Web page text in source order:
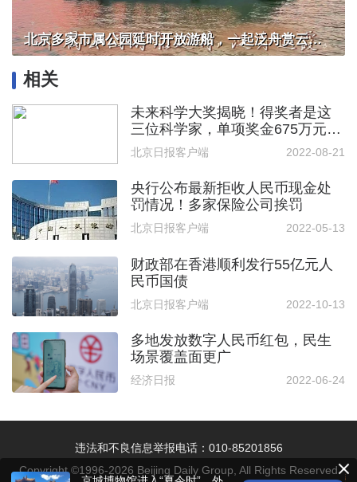
北京多家市属公园延时开放游船，一起泛舟赏云霞！
相关
未来科学大奖揭晓！得奖者是这
三位科学家，单项奖金675万元人
民币
北京日报客户端 2022-08-21
央行公布最新拒收人民币现金处
罚情况！多家保险公司挨罚
北京日报客户端 2022-05-13
财政部在香港顺利发行55亿元人
民币国债
北京日报客户端 2022-10-13
多地发放数字人民币红包，民生
场景覆盖面更广
经济日报 2022-06-24
违法和不良信息举报电话：010-85201856
Copyright ©1996-2026 Beijing Daily Group, All Rights Reserved